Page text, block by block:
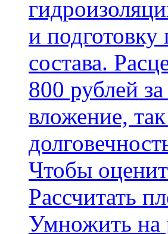
и подготовку
состава.
800 рублей
вложение,
Чтобы
Рассчитать
Умножить на